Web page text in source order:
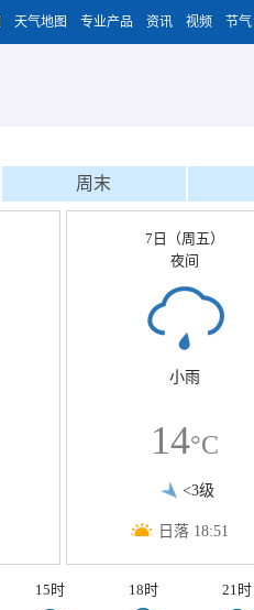
天气地图 专业产品 资讯 视频 节气
周末
7日（周五）
夜间
小雨
14°C
<3级
日落 18:51
15时 18时 21时